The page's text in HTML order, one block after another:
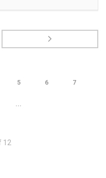
5 6 7
...
12